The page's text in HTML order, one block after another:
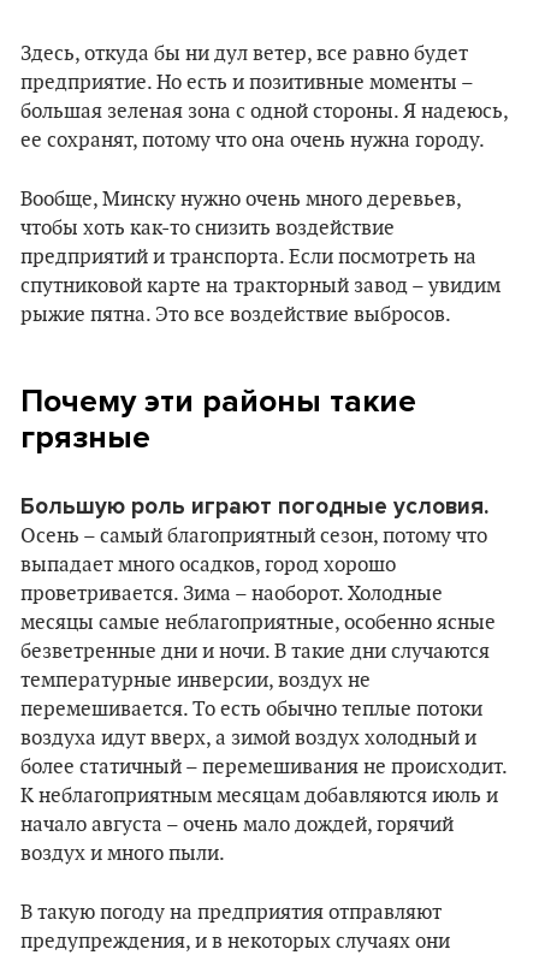
Здесь, откуда бы ни дул ветер, все равно будет
предприятие. Но есть и позитивные моменты –
большая зеленая зона с одной стороны. Я надеюсь,
ее сохранят, потому что она очень нужна городу.
Вообще, Минску нужно очень много деревьев,
чтобы хоть как-то снизить воздействие
предприятий и транспорта. Если посмотреть на
спутниковой карте на тракторный завод – увидим
рыжие пятна. Это все воздействие выбросов.
Почему эти районы такие
грязные
Большую роль играют погодные условия.
Осень – самый благоприятный сезон, потому что
выпадает много осадков, город хорошо
проветривается. Зима – наоборот. Холодные
месяцы самые неблагоприятные, особенно ясные
безветренные дни и ночи. В такие дни случаются
температурные инверсии, воздух не
перемешивается. То есть обычно теплые потоки
воздуха идут вверх, а зимой воздух холодный и
более статичный – перемешивания не происходит.
К неблагоприятным месяцам добавляются июль и
начало августа – очень мало дождей, горячий
воздух и много пыли.
В такую погоду на предприятия отправляют
предупреждения, и в некоторых случаях они